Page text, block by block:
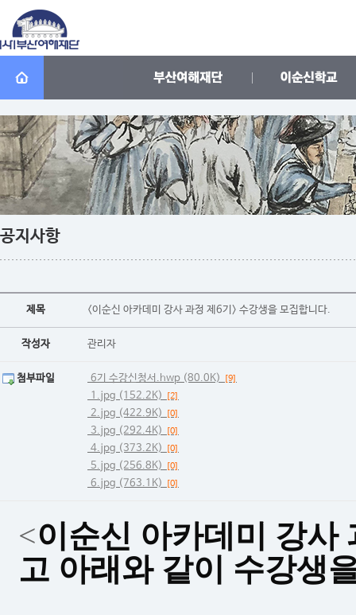
공지사항
제목 <이순신 아카데미 강사 과정 제6기> 수강생을 모집합니다.
작성자 관리자
첨부파일 6기 수강신청서.hwp (80.0K) [9]
1.jpg (152.2K) [2]
2.jpg (422.9K) [0]
3.jpg (292.4K) [0]
4.jpg (373.2K) [0]
5.jpg (256.8K) [0]
6.jpg (763.1K) [0]
<이순신 아카데미 강사
고 아래와 같이 수강생